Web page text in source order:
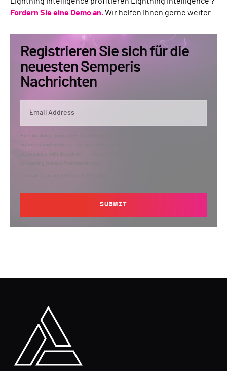
Fordern Sie eine Demo an.Wir helfen Ihnen gerne weiter.
Registrieren Sie sich für die
neuesten Semperis
Nachrichten
By submitting, you agree that Semperis may send you information regarding its
products and services, and use and process your personal information in
accordance with Semperis’
contacting privacy@semperis.com.
SUBMIT